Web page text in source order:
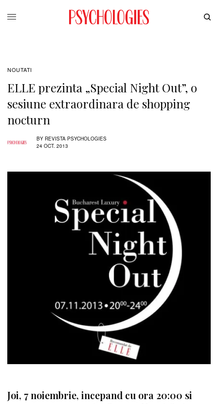
NOUTATI
ELLE prezinta „Special Night Out”, o
sesiune extraordinara de shopping
nocturn
BY REVISTA PSYCHOLOGIES
24 OCT. 2013
Joi, 7 noiembrie, incepand cu ora 20:00 si